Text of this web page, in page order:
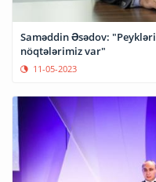
Saməddin Əsədov:
nöqtələrimiz var"
11-05-2023